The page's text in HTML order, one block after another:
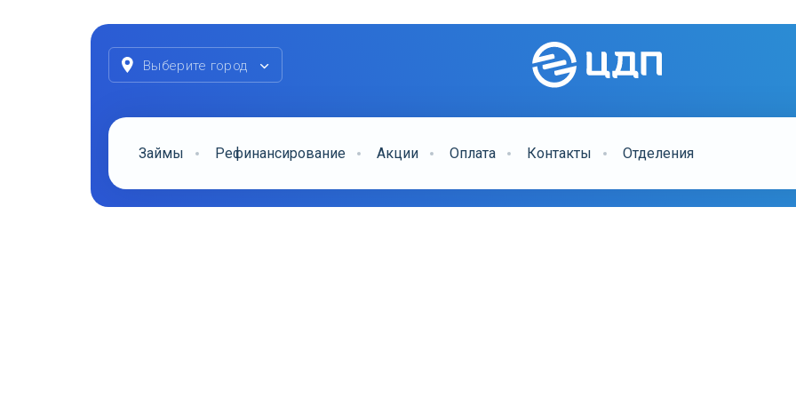
Выберите город
Займы Рефинансирование Акции Оплата Контакты Отделения